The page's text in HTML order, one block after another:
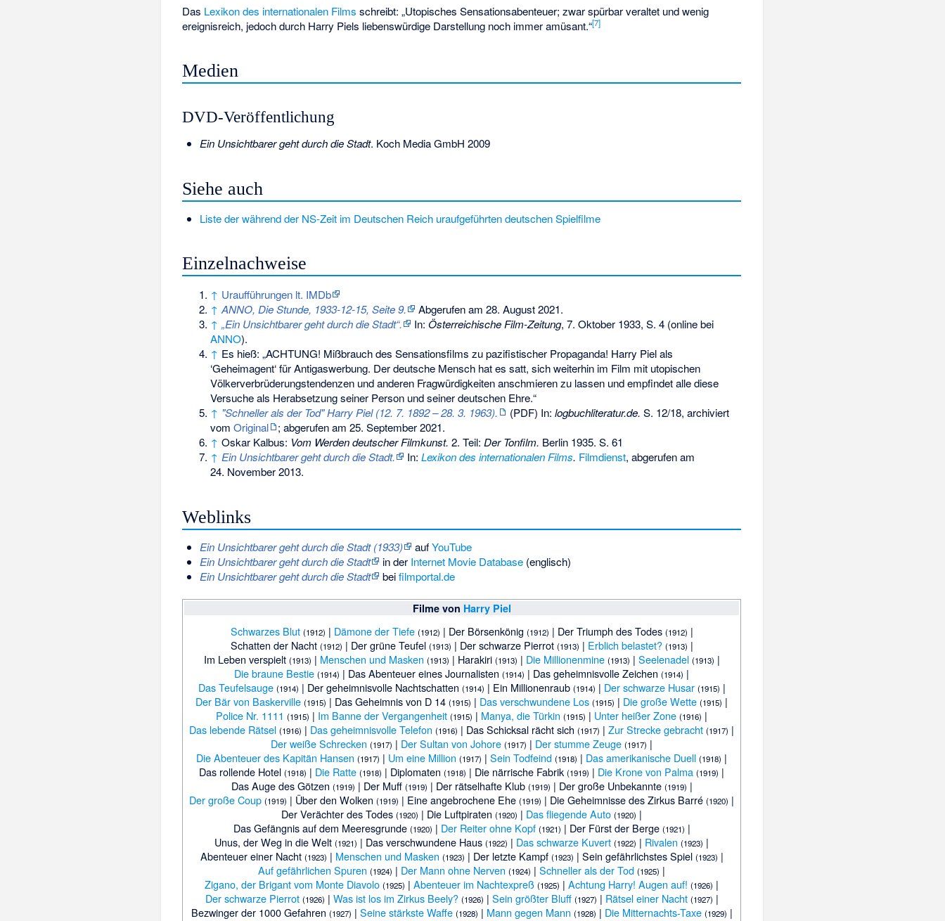
Das Lexikon des internationalen Films schreibt: „Utopisches Sensationsabenteuer; zwar spürbar veraltet und wenig
ereignisreich, jedoch durch Harry Piels liebenswürdige Darstellung noch immer amüsant.“[7]
Medien
DVD-Veröffentlichung
Ein Unsichtbarer geht durch die Stadt. Koch Media GmbH 2009
Siehe auch
Liste der während der NS-Zeit im Deutschen Reich uraufgeführten deutschen Spielfilme
Einzelnachweise
↑ Uraufführungen lt. IMDb
↑ ANNO, Die Stunde, 1933-12-15, Seite 9. Abgerufen am 28. August 2021.
↑ „Ein Unsichtbarer geht durch die Stadt“. In:Österreichische Film-Zeitung, 7. Oktober 1933, S. 4 (online bei
ANNO).
↑ Es hieß: „ACHTUNG! Mißbrauch des Sensationsfilms zu pazifistischer Propaganda! Harry Piel als
‘Geheimagent‘ für Antigaswerbung. Der deutsche Mensch hat es satt, sich weiterhin im Film mit utopischen
Völkerverbrüderungstendenzen und anderen Fragwürdigkeiten anschmieren zu lassen und empfindet alle diese
Versuche als Herabsetzung seiner Person und seiner deutschen Ehre.“
↑ "Schneller als der Tod" Harry Piel (12. 7. 1892 – 28. 3. 1963). (PDF) In:logbuchliteratur.de. S. 12/18, archiviert
vomOriginal ; abgerufen am 25. September 2021.
↑ Oskar Kalbus: Vom Werden deutscher Filmkunst. 2. Teil:Der Tonfilm. Berlin 1935. S. 61
↑ Ein Unsichtbarer geht durch die Stadt. In:Lexikon des internationalen Films. Filmdienst, abgerufen am
24. November 2013.
Weblinks
Ein Unsichtbarer geht durch die Stadt (1933) aufYouTube
Ein Unsichtbarer geht durch die Stadt
in der Internet Movie Database(englisch)
Ein Unsichtbarer geht durch die Stadt
beifilmportal.de
Filme von Harry Piel
Schwarzes Blut (1912) | Dämone der Tiefe (1912) | Der Börsenkönig (1912) | Der Triumph des Todes (1912) |
Schatten der Nacht (1912) | Der grüne Teufel (1913) | Der schwarze Pierrot (1913) | Erblich belastet? (1913) |
Im Leben verspielt (1913) | Menschen und Masken (1913) | Harakiri (1913) | Die Millionenmine (1913) | Seelenadel (1913) |
Die braune Bestie (1914) | Das Abenteuer eines Journalisten (1914) | Das geheimnisvolle Zeichen (1914) |
Das Teufelsauge (1914) | Der geheimnisvolle Nachtschatten (1914) | Ein Millionenraub (1914) | Der schwarze Husar (1915) |
Der Bär von Baskerville (1915) | Das Geheimnis von D 14 (1915) | Das verschwundene Los (1915) | Die große Wette (1915) |
Police Nr. 1111 (1915) | Im Banne der Vergangenheit (1915) | Manya, die Türkin (1915) | Unter heißer Zone (1916) |
Das lebende Rätsel (1916) | Das geheimnisvolle Telefon (1916) | Das Schicksal rächt sich (1917) | Zur Strecke gebracht (1917) |
Der weiße Schrecken (1917) | Der Sultan von Johore (1917) | Der stumme Zeuge (1917) |
Die Abenteuer des Kapitän Hansen (1917) | Um eine Million (1917) | Sein Todfeind (1918) | Das amerikanische Duell (1918) |
Das rollende Hotel (1918) | Die Ratte (1918) | Diplomaten (1918) | Die närrische Fabrik (1919) | Die Krone von Palma (1919) |
Das Auge des Götzen (1919) | Der Muff (1919) | Der rätselhafte Klub (1919) | Der große Unbekannte (1919) |
Der große Coup (1919) | Über den Wolken (1919) | Eine angebrochene Ehe (1919) | Die Geheimnisse des Zirkus Barré (1920) |
Der Verächter des Todes (1920) | Die Luftpiraten (1920) | Das fliegende Auto (1920) |
Das Gefängnis auf dem Meeresgrunde (1920) | Der Reiter ohne Kopf (1921) | Der Fürst der Berge (1921) |
Unus, der Weg in die Welt (1921) | Das verschwundene Haus (1922) | Das schwarze Kuvert (1922) | Rivalen (1923) |
Abenteuer einer Nacht (1923) | Menschen und Masken (1923) | Der letzte Kampf (1923) | Sein gefährlichstes Spiel (1923) |
Auf gefährlichen Spuren (1924) | Der Mann ohne Nerven (1924) | Schneller als der Tod (1925) |
Zigano, der Brigant vom Monte Diavolo (1925) | Abenteuer im Nachtexpreß (1925) | Achtung Harry! Augen auf! (1926) |
Der schwarze Pierrot (1926) | Was ist los im Zirkus Beely? (1926) | Sein größter Bluff (1927) | Rätsel einer Nacht (1927) |
Bezwinger der 1000 Gefahren (1927) | Seine stärkste Waffe (1928) | Mann gegen Mann (1928) | Die Mitternachts-Taxe (1929) |